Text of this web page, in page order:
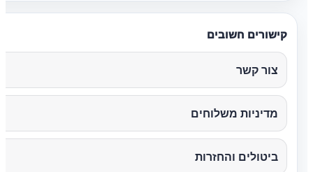
קישורים חשובים
צור קשר
מדיניות משלוחים
ביטולים והחזרות